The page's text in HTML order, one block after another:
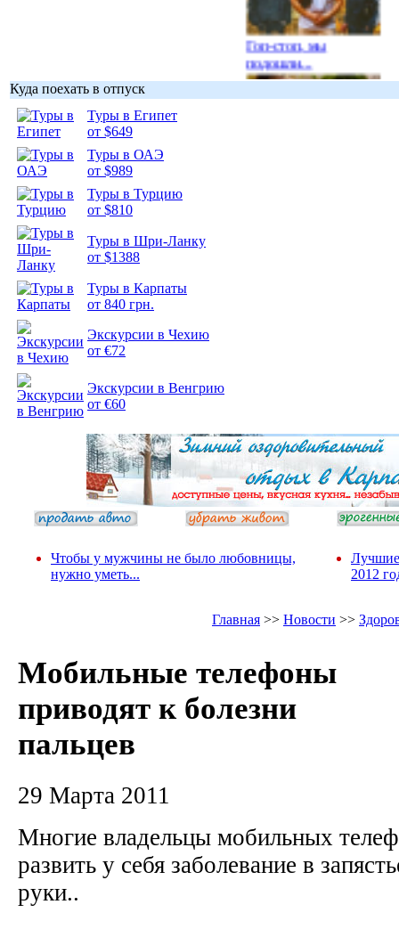
Гоп-стоп, мы
подошли...
Куда поехать в отпуск
Туры в Египет
от $649
Туры в ОАЭ
от $989
Туры в Турцию
от $810
Туры в Шри-Ланку
от $1388
Туры в Карпаты
от 840 грн.
Экскурсии в Чехию
от €72
Экскурсии в Венгрию
от €60
Чтобы у мужчины не было любовницы,
нужно уметь...
Лучшие
2012
Главная >> Новости >>
Мобильные телефоны
приводят к болезни
пальцев
29 Марта 2011
Многие владельцы мобильных
развить у себя заболевание в
руки..